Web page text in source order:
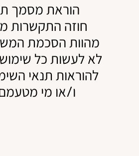
הוראת מסמך
חוזה התקשרות
מהוות הסכמת
לא לעשות כל
להוראות תנאי
ו/או מי